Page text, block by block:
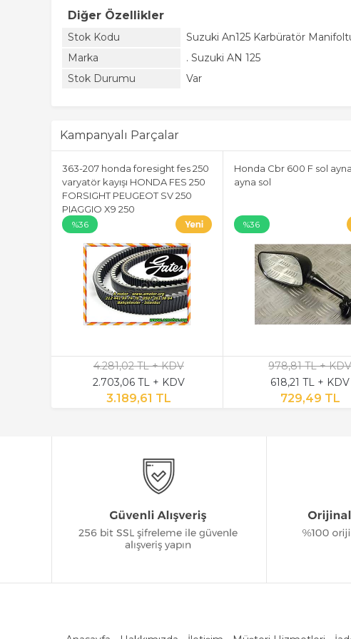
Diğer Özellikler
Stok Kodu
Suzuki An125 Karbüratör
Marka
. Suzuki AN 125
Stok Durumu
Var
Kampanyalı Parçalar
363-207 honda foresight fes 250
varyatör kayışı HONDA FES 250
FORSIGHT PEUGEOT SV 250
PIAGGIO X9 250
%36
4.281,02 TL + KDV
2.703,06 TL + KDV
3.189,61 TL
Honda Cbr 600 F sol
ayna sol
%36
978,81 TL +
618,21 TL + KDV
729,49 TL